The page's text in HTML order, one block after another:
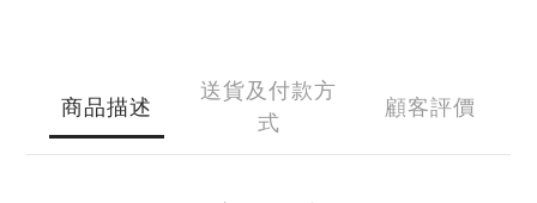
商品描述
送貨及付款方
式
顧客評價